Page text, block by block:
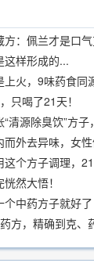
方：佩兰才是口
这样形成的...
火，9味药食同
只喝了21天！
外去异味，女性
个方子调理，21
然大悟！
中药方子就好了